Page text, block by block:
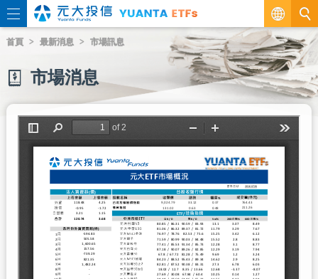
繁
EN
首頁 最新消息 市場訊息
市場消息